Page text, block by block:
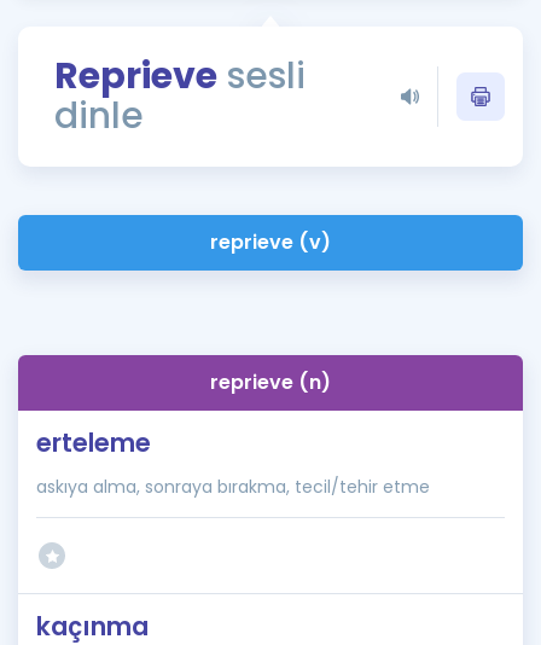
Rehberlik Aracı
ÖSYM Sınav Takvimi
Reprieve sesli
dinle
reprieve (v)
reprieve (n)
erteleme
askıya alma, sonraya bırakma, tecil/tehir etme
kaçınma